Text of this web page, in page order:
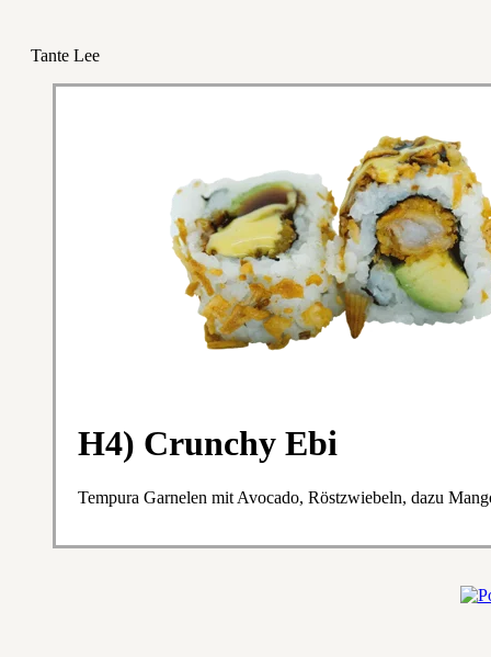
Tante Lee
H4) Crunchy Ebi
Tempura Garnelen mit Avocado, Röstzwiebeln, dazu